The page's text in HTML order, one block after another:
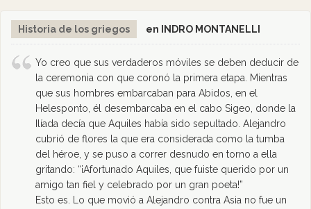
Historia de los griegos en INDRO MONTANELLI
Yo creo que sus verdaderos móviles se deben deducir de
la ceremonia con que coronó la primera etapa. Mientras
que sus hombres embarcaban para Abidos, en el
Helesponto, él desembarcaba en el cabo Sigeo, donde la
Ilíada decía que Aquiles había sido sepultado. Alejandro
cubrió de flores la que era considerada como la tumba
del héroe, y se puso a correr desnudo en torno a ella
gritando: “¡Afortunado Aquiles, que fuiste querido por un
amigo tan fiel y celebrado por un gran poeta!”
Esto es. Lo que movió a Alejandro contra Asia no fue un